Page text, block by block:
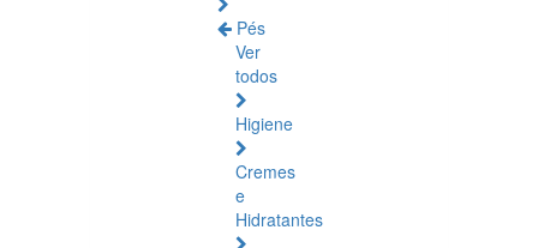
Pés
Ver
todos
Higiene
Cremes
e
Hidratantes